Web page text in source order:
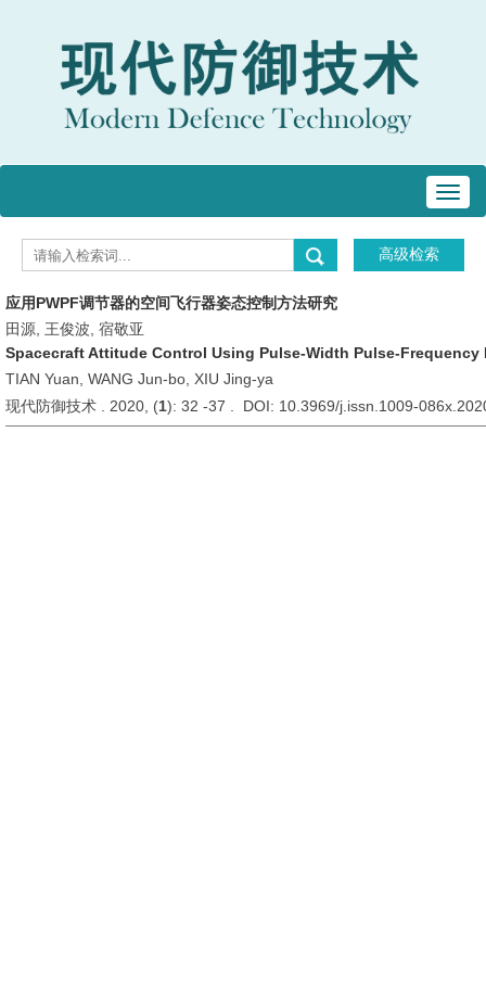
应用PWPF调节器的空间飞行器姿态控制方法研究
田源, 王俊波, 宿敬亚
Spacecraft Attitude Control Using Pulse-Width Pulse-Frequency
TIAN Yuan, WANG Jun-bo, XIU Jing-ya
现代防御技术 . 2020, (1): 32 -37 . DOI: 10.3969/j.issn.1009-